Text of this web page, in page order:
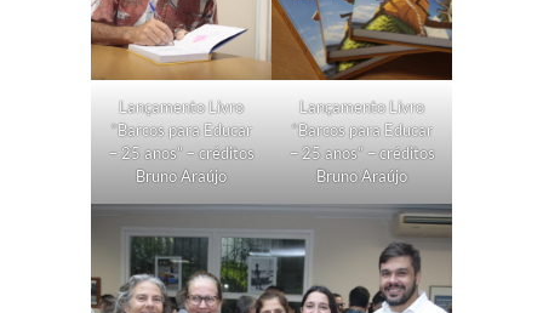
Lançamento Livro
“Barcos para Educar
– 25 anos” – créditos
Bruno Araújo
Lançamento Livro
“Barcos para Educar
– 25 anos” – créditos
Bruno Araújo